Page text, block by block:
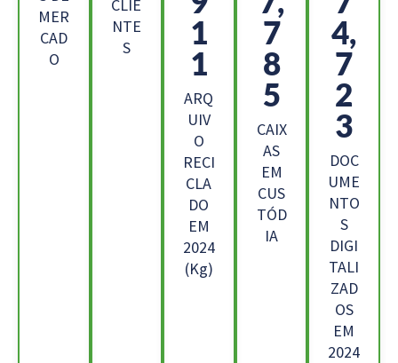
MER
CAD
O
CLIE
NTE
S
2
9
ARQ
UIV
O
RECI
CLA
DO
EM
2024
(Kg)
6
0
2
CAIX
AS
EM
CUS
TÓD
IA
9,
4
8
5
DOC
UME
NTO
S
DIGI
TALI
ZAD
OS
EM
2024